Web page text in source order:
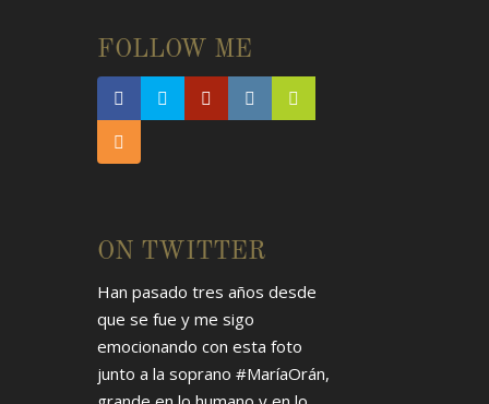
FOLLOW ME
ON TWITTER
Han pasado tres años desde
que se fue y me sigo
emocionando con esta foto
junto a la soprano#MaríaOrán,